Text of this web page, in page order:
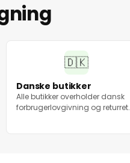
🇩🇰
Danske butikker
Alle butikker overholder dansk
forbrugerlovgivning og returret.